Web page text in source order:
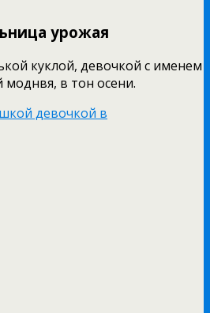
урожая
куклой, девочкой с именем
моднвя, в тон осени.